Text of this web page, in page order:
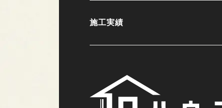
施工実績